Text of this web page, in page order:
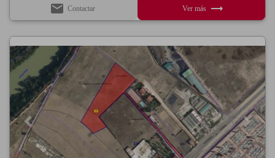
email Contactar Ver más trending_flat
Next